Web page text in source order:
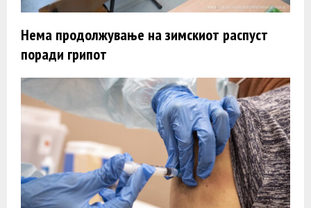
Нема продолжување на зимскиот распуст
поради грипот